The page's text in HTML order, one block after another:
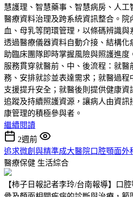
慧護理、智慧藥事、智慧病房、人工
醫療資料治理及跨系統資訊整合。院
血、母乳等閉環管理，以條碼辨識與
透過醫療儀器資料自動介接、結構化
助臨床團隊即時掌握風險與照護進度
服務貫穿就醫前、中、後流程：就醫
務、安排就診並表達需求；就醫過程
支援提升安全；就醫後則提供健康資
追蹤及持續照護資源，讓病人由資訊
康管理的積極參與者。
繼續閱讀
2週前
追求微創與精準成大醫院口腔顎面外
醫療保健 生活綜合
【柿子日報記者李玲/台南報導】口